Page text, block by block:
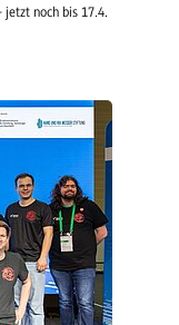
jetzt noch bis 17.4.